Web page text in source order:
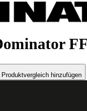
hinzufügen